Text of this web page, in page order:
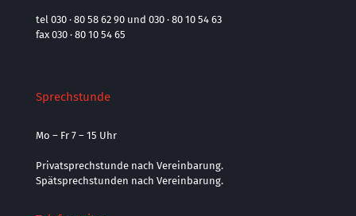
tel 030 · 80 58 62 90 und 030 · 80 10 54 63
fax 030 · 80 10 54 65
Sprechstunde
Mo – Fr 7 – 15 Uhr
Privatsprechstunde nach Vereinbarung.
Spätsprechstunden nach Vereinbarung.